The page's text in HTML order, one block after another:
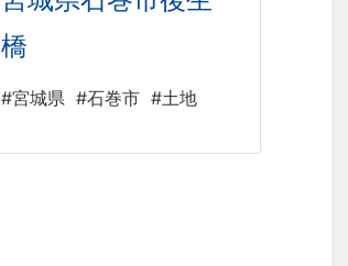
橋
#宮城県 #石巻市 #土地